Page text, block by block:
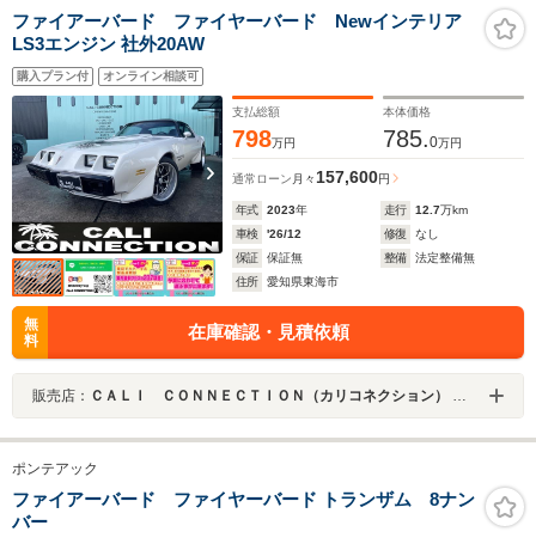
ファイアーバード ファイヤーバード Newインテリア
LS3エンジン 社外20AW
購入プラン付 オンライン相談可
支払総額
798万円
本体価格
785.0万円
通常ローン 月々 157,600円
年式 2023年 走行 12.7万km
車検
'26/12 修復
なし
保証
保証無 整備
法定整備無
住所
愛知県東海市
無
料
在庫確認・見積依頼
販売店： ＣＡＬＩ ＣＯＮＮＥＣＴＩＯＮ（カリコネクション） ＨＡＰＰＹ ＳＭＩＬＥ株式会社
ポンテアック
ファイアーバード ファイヤーバード トランザム 8ナン
バー